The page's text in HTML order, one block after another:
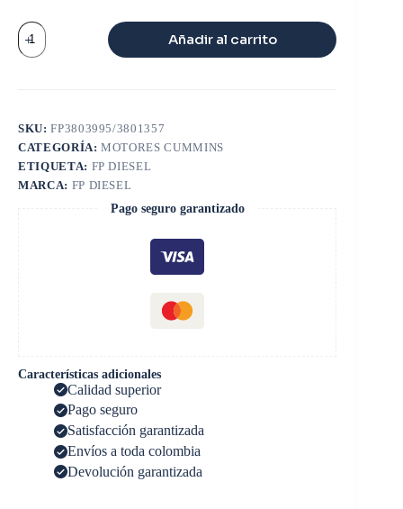
VALVULA
ESCAPE
L10
Añadir al carrito
SKU:FP3803995/3801357
CATEGORÍA:MOTORES CUMMINS
ETIQUETA: FP DIESEL
MARCA: FP DIESEL
Pago seguro garantizado
Características adicionales
Calidad superior
Pago seguro
Satisfacción garantizada
Envíos a toda colombia
Devolución garantizada